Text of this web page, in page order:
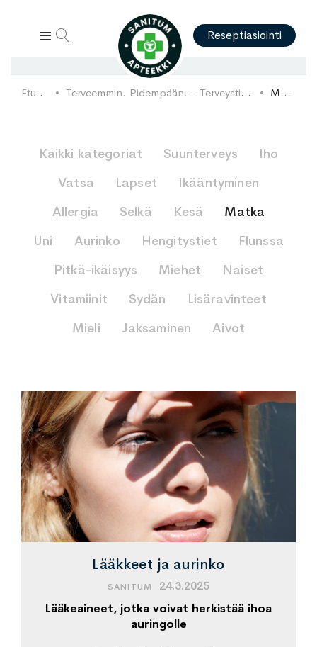
Reseptiasiointi
Etusivu Terveemmin. Pidempään. - Terveystietopankki Matka
Kaikki kategoriat Suunterveys
Iho
Vatsa
Lapset
Ikääntyminen
Allergia
Selkä Kesä
Matka
Uni
Aurinko Hengitystiet
Flunssa
Pitkä-ikäisyys
Miehet
Naiset
Vitamiinit
Sydän
Lisäravinteet
Mieli
Jaksaminen Aivot
Lääkkeet ja aurinko
SANITUM
24.3.2025
Lääkeaineet, jotka voivat herkistää ihoa
auringolle